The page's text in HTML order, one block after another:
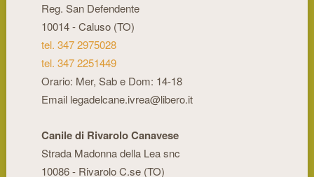
Reg. San Defendente
10014 - Caluso (TO)
tel. 347 2975028
tel. 347 2251449
Orario: Mer, Sab e Dom: 14-18
Email legadelcane.ivrea@libero.it
Canile di Rivarolo Canavese
Strada Madonna della Lea snc
10086 - Rivarolo C.se (TO)